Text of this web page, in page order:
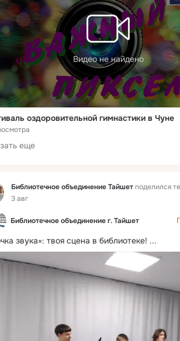
Видео не найдено
оздоровительной гимнастики в Чуне
еще
Библиотечное объединение Тайшетподелился
3 авг
Библиотечное объединение г. Тайшет
звука»: твоя сцена в библиотеке! ...